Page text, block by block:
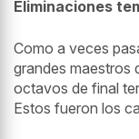
Eliminaciones
Como a veces
grandes maestros
octavos de final
Estos fueron los